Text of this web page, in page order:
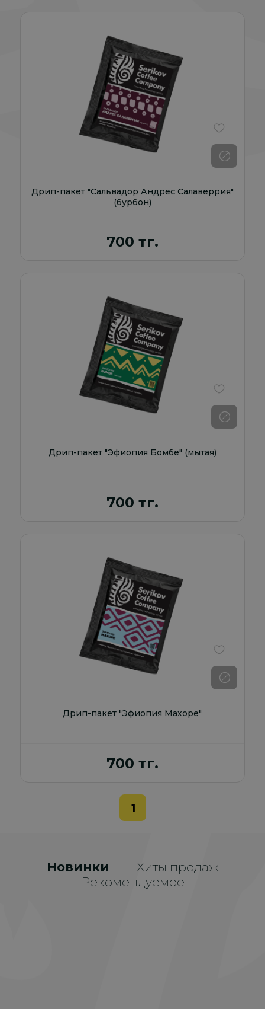
Дрип-пакет "Сальвадор Андрес Салаверрия"
(бурбон)
700 тг.
В
Дрип-пакет "Эфиопия Бомбе" (мытая)
700 тг.
В
Дрип-пакет "Эфиопия Махоре"
700 тг.
В
1
Новинки
Хиты продаж
Рекомендуемое